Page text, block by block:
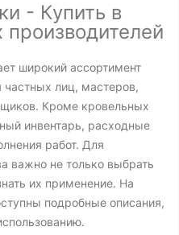
- Купить в
широкий ассортимент
частных лиц, мастеров,
Кроме кровельных
инвентарь, расходные
работ. Для
важно не только выбрать
их применение. На
подробные описания,